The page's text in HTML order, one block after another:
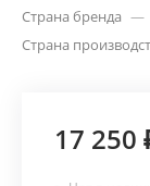
Страна бренда —
Страна
17 250